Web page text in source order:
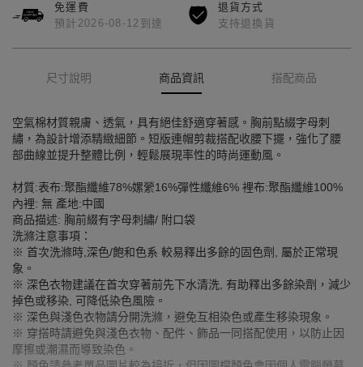
免運費
預計2026-08-12到達
退貨方式
支持退換貨
尺寸說明 商品資訊 搭配商品
空氣棉材質親膚、透氣，具有絕佳舒適穿著感。胸前點綴字母刺
繡，為設計增添精緻細節。短版連帽剪裁搭配收腰下擺，強化了腰
部曲線並提升整體比例，輕鬆展現率性的時尚運動風。
材質:表布:聚酯纖維78%嫘縈16%彈性纖維6% 裡布:聚酯纖維100%
內裡: 無 產地:中國
商品描述: 胸前綴有字母刺繡/ 附口袋
洗滌注意事項：
※ 首次洗滌時,深色/飽和色系 較易釋出多餘的固色劑, 屬於正常現
象。
※ 深色衣物建議在首次穿著前先下水清洗, 有助釋出多餘染劑，減少
掉色或移染, 可降低染色風險。
※ 深色與淺色衣物請分開洗滌，避免互相染色或產生移染現象。
※ 穿搭時請避免與淺色衣物、配件、飾品一同搭配使用，以防止因
摩擦或潮濕而導致染色。